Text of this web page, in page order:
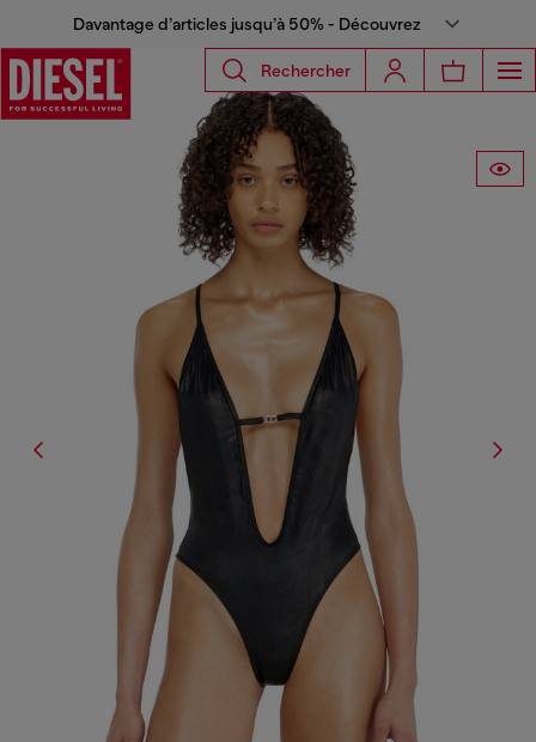
Davantage d’articles jusqu’à 50% - Découvrez
Rechercher